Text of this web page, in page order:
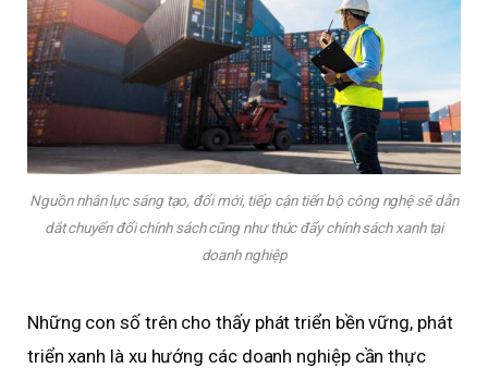
Nguồn nhân lực sáng tạo, đổi mới, tiếp cận tiến bộ công nghệ sẽ dẫn
dắt chuyển đổi chính sách cũng như thúc đẩy chính sách xanh tại
doanh nghiệp
Những con số trên cho thấy phát triển bền vững, phát
triển xanh là xu hướng các doanh nghiệp cần thực